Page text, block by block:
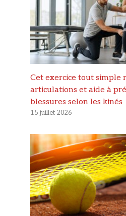
Cet exercice tout simple
articulations et aide à
blessures selon les kinés
15 juillet 2026